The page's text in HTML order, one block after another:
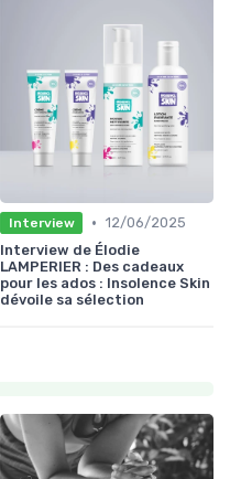
Interview • 12/06/2025
Interview de Élodie
LAMPERIER : Des cadeaux
pour les ados : Insolence Skin
dévoile sa sélection